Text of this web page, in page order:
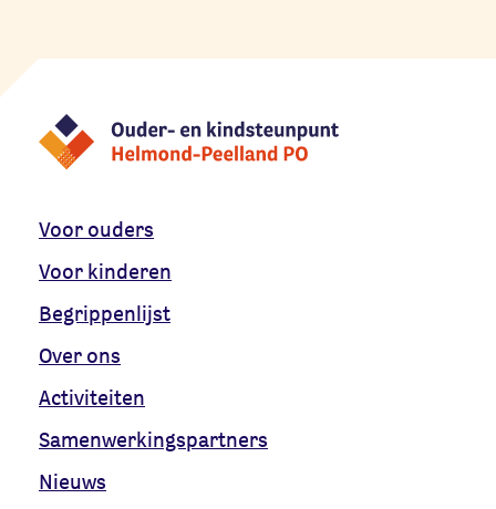
Voor ouders
Voor kinderen
Begrippenlijst
Over ons
Activiteiten
Samenwerkingspartners
Nieuws